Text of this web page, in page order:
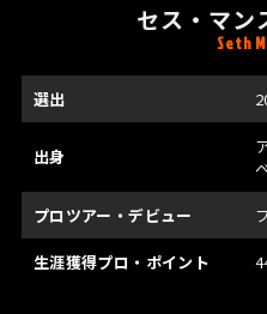
セス・マン
Seth
選出
出身
プロツアー・デビュー
生涯獲得プロ・ポイント